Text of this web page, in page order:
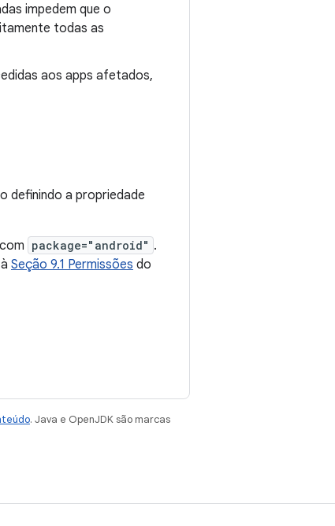
impedem que o
todas as
aos apps afetados,
definindo a propriedade
package="android" .
Seção 9.1 Permissões do
. Java e OpenJDK são marcas